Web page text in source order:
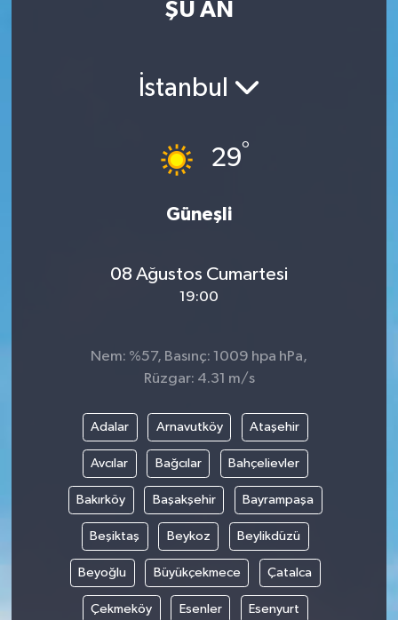
ŞU AN
İstanbul
29°
Güneşli
08 Ağustos Cumartesi
19:00
Nem: %57, Basınç: 1009 hpa hPa,
Rüzgar: 4.31 m/s
Adalar Arnavutköy Ataşehir
Avcılar Bağcılar Bahçelievler
Bakırköy Başakşehir Bayrampaşa
Beşiktaş Beykoz Beylikdüzü
Beyoğlu Büyükçekmece Çatalca
Çekmeköy Esenler Esenyurt